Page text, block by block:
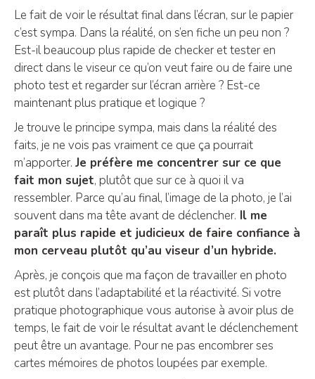
Le fait de voir le résultat final dans l’écran, sur le papier
c’est sympa. Dans la réalité, on s’en fiche un peu non ?
Est-il beaucoup plus rapide de checker et tester en
direct dans le viseur ce qu’on veut faire ou de faire une
photo test et regarder sur l’écran arrière ? Est-ce
maintenant plus pratique et logique ?
Je trouve le principe sympa, mais dans la réalité des
faits, je ne vois pas vraiment ce que ça pourrait
m’apporter. Je préfère me concentrer sur ce que
fait mon sujet, plutôt que sur ce à quoi il va
ressembler. Parce qu’au final, l’image de la photo, je l’ai
souvent dans ma tête avant de déclencher. Il me
paraît plus rapide et judicieux de faire confiance à
mon cerveau plutôt qu’au viseur d’un hybride.
Après, je conçois que ma façon de travailler en photo
est plutôt dans l’adaptabilité et la réactivité. Si votre
pratique photographique vous autorise à avoir plus de
temps, le fait de voir le résultat avant le déclenchement
peut être un avantage. Pour ne pas encombrer ses
cartes mémoires de photos loupées par exemple.